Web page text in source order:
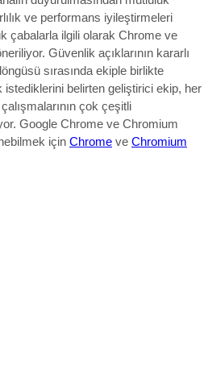
ve performans iyileştirmeleri
çabalarla ilgili olarak Chrome ve
Güvenlik açıklarının kararlı
sırasında ekiple birlikte
istediklerini belirten geliştirici ekip, her
çok çeşitli
Google Chrome ve Chromium
için Chrome ve Chromium